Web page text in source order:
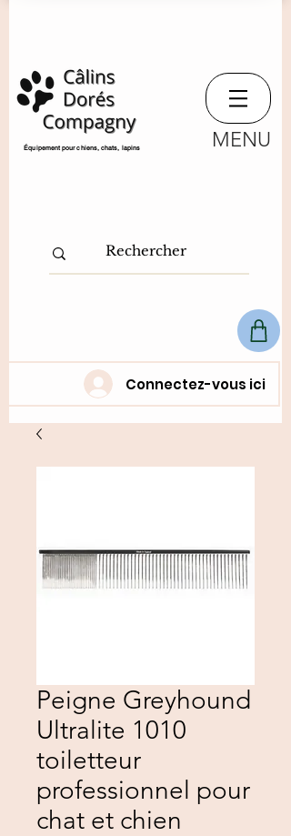
​Équipement pour chiens, chats, lapins MENU
Connectez-vous ici
Peigne Greyhound
Ultralite 1010
toiletteur
professionnel pour
chat et chien